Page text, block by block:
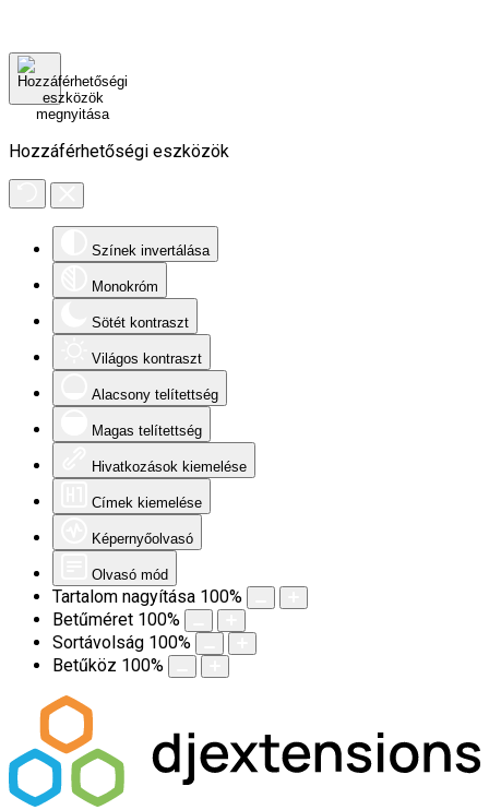
Hozzáférhetőségi eszközök
Színek invertálása
Monokróm
Sötét kontraszt
Világos kontraszt
Alacsony telítettség
Magas telítettség
Hivatkozások kiemelése
Címek kiemelése
Képernyőolvasó
Olvasó mód
Tartalom nagyítása 100%
Betűméret 100%
Sortávolság 100%
Betűköz 100%